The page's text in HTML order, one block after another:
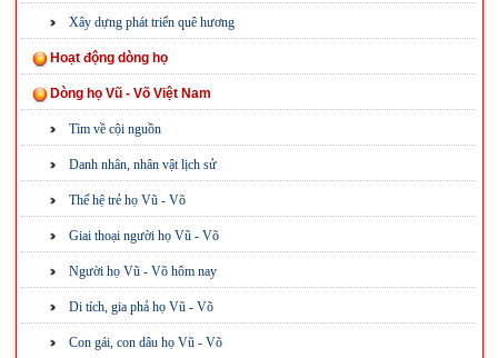
Xây dựng phát triển quê hương
Hoạt động dòng họ
Dòng họ Vũ - Võ Việt Nam
Tìm về cội nguồn
Danh nhân, nhân vật lịch sử
Thế hệ trẻ họ Vũ - Võ
Giai thoại người họ Vũ - Võ
Người họ Vũ - Võ hôm nay
Di tích, gia phả họ Vũ - Võ
Con gái, con dâu họ Vũ - Võ